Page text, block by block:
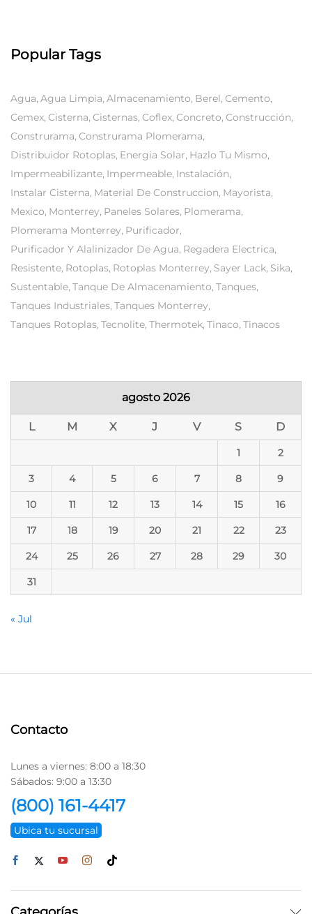
Popular Tags
Agua Agua Limpia Almacenamiento Berel Cemento
Cemex Cisterna Cisternas Coflex Concreto Construcción
Construrama Construrama Plomerama
Distribuidor Rotoplas Energia Solar Hazlo Tu Mismo
Impermeabilizante Impermeable Instalación
Instalar Cisterna Material De Construccion Mayorista
Mexico Monterrey Paneles Solares Plomerama
Plomerama Monterrey Purificador
Purificador Y Alalinizador De Agua Regadera Electrica
Resistente Rotoplas Rotoplas Monterrey Sayer Lack Sika
Sustentable Tanque De Almacenamiento Tanques
Tanques Industriales Tanques Monterrey
Tanques Rotoplas Tecnolite Thermotek Tinaco Tinacos
agosto 2026
L M X J V S D
1 2
3 4 5 6 7 8 9
10 11 12 13 14 15 16
17 18 19 20 21 22 23
24 25 26 27 28 29 30
31
« Jul
Contacto
Lunes a viernes: 8:00 a 18:30
Sábados: 9:00 a 13:30
(800) 161-4417
Ubica tu sucursal